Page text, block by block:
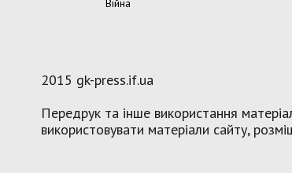
Війна
2015 gk-press.if.ua
Передрук та інше використання
використовувати матеріали сайту,